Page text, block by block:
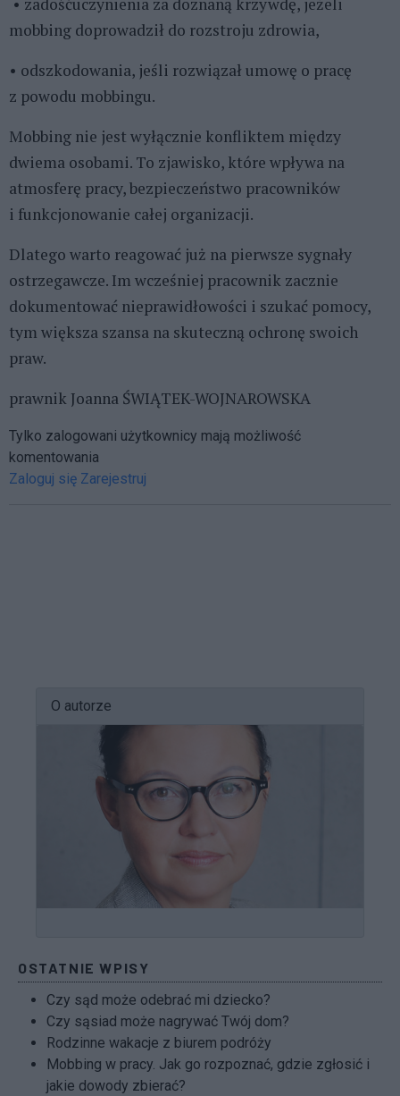
mobbing doprowadził do rozstroju zdrowia,
• odszkodowania, jeśli rozwiązał umowę o pracę
z powodu mobbingu.
Mobbing nie jest wyłącznie konfliktem między
dwiema osobami. To zjawisko, które wpływa na
atmosferę pracy, bezpieczeństwo pracowników
i funkcjonowanie całej organizacji.
Dlatego warto reagować już na pierwsze sygnały
ostrzegawcze. Im wcześniej pracownik zacznie
dokumentować nieprawidłowości i szukać pomocy,
tym większa szansa na skuteczną ochronę swoich
praw.
prawnik Joanna ŚWIĄTEK-WOJNAROWSKA
Tylko zalogowani użytkownicy mają możliwość
komentowania
Zaloguj się Zarejestruj
O autorze
OSTATNIE WPISY
Czy sąd może odebrać mi dziecko?
Czy sąsiad może nagrywać Twój dom?
Rodzinne wakacje z biurem podróży
Mobbing w pracy. Jak go rozpoznać, gdzie zgłosić i
jakie dowody zbierać?